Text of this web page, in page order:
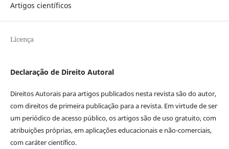
Artigos científicos
Licença
Declaração de Direito Autoral
Direitos Autorais para artigos publicados nesta revista são do autor,
com direitos de primeira publicação para a revista. Em virtude de ser
um periódico de acesso público, os artigos são de uso gratuito, com
atribuições próprias, em aplicações educacionais e não-comerciais,
com caráter científico.